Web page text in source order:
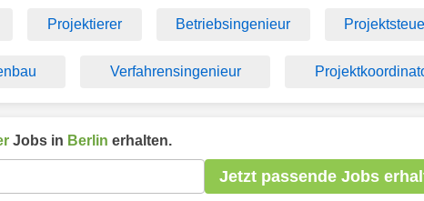
Projektierer Betriebsingenieur
Verfahrensingenieur
Jobs in Berlin erhalten.
Jetzt passende Jobs